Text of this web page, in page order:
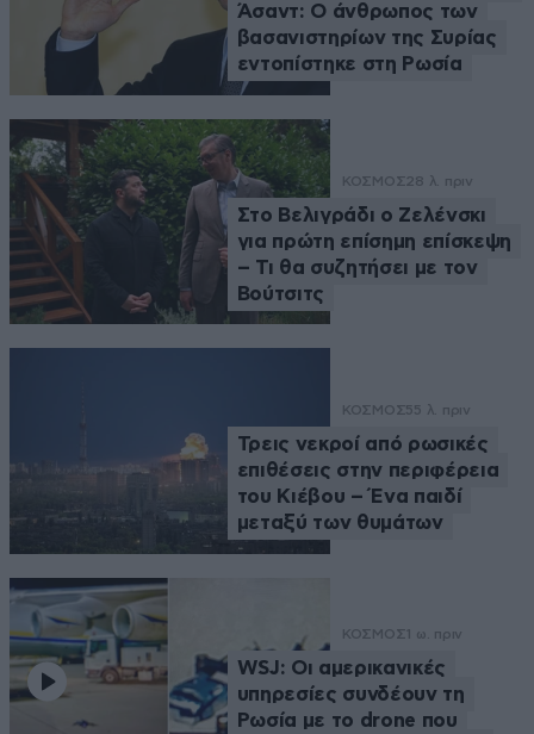
Άσαντ: Ο άνθρωπος των
βασανιστηρίων της Συρίας
εντοπίστηκε στη Ρωσία
ΚΟΣΜΟΣ28 λ. πριν
Στο Βελιγράδι ο Ζελένσκι
για πρώτη επίσημη επίσκεψη
– Τι θα συζητήσει με τον
Βούτσιτς
ΚΟΣΜΟΣ55 λ. πριν
Τρεις νεκροί από ρωσικές
επιθέσεις στην περιφέρεια
του Κιέβου – Ένα παιδί
μεταξύ των θυμάτων
ΚΟΣΜΟΣ 1 ω. πριν
WSJ: Οι αμερικανικές
υπηρεσίες συνδέουν τη
Ρωσία με το drone που